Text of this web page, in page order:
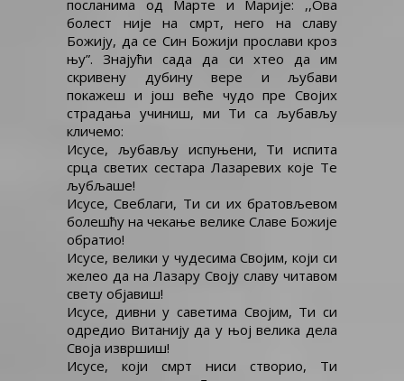
посланима од Марте и Марије: ,,Ова
болест није на смрт, него на славу
Божију, да се Син Божији прослави кроз
њу”. Знајући сада да си хтео да им
скривену дубину вере и љубави
покажеш и још веће чудо пре Својих
страдања учиниш, ми Ти са љубављу
кличемо:
Исусе, љубављу испуњени, Ти испита
срца светих сестара Лазаревих које Те
љубљаше!
Исусе, Свеблаги, Ти си их братовљевом
болешћу на чекање велике Славе Божије
обратио!
Исусе, велики у чудесима Својим, који си
желео да на Лазару Своју славу читавом
свету објавиш!
Исусе, дивни у саветима Својим, Ти си
одредио Витанију да у њој велика дела
Своја извршиш!
Исусе, који смрт ниси створио, Ти